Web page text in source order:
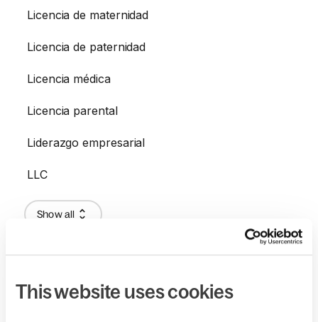
This website uses cookies
Licencia de maternidad
Licencia de paternidad
Licencia médica
Licencia parental
Liderazgo empresarial
LLC
Show all
M